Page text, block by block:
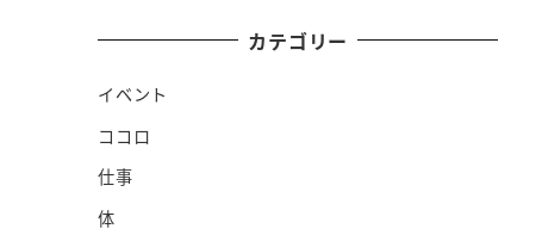
カテゴリー
イベント
ココロ
仕事
体